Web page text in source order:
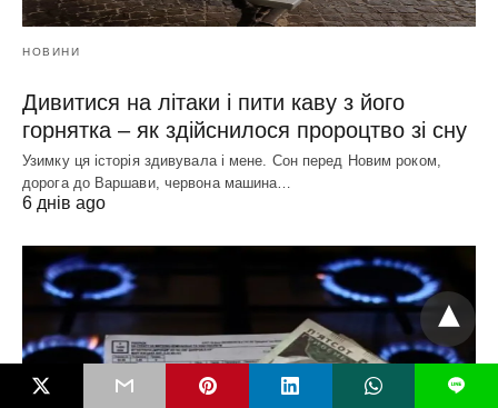
НОВИНИ
Дивитися на літаки і пити каву з його
горнятка – як здійснилося пророцтво зі сну
Узимку ця історія здивувала і мене. Сон перед Новим роком,
дорога до Варшави, червона машина…
6 днів ago
L